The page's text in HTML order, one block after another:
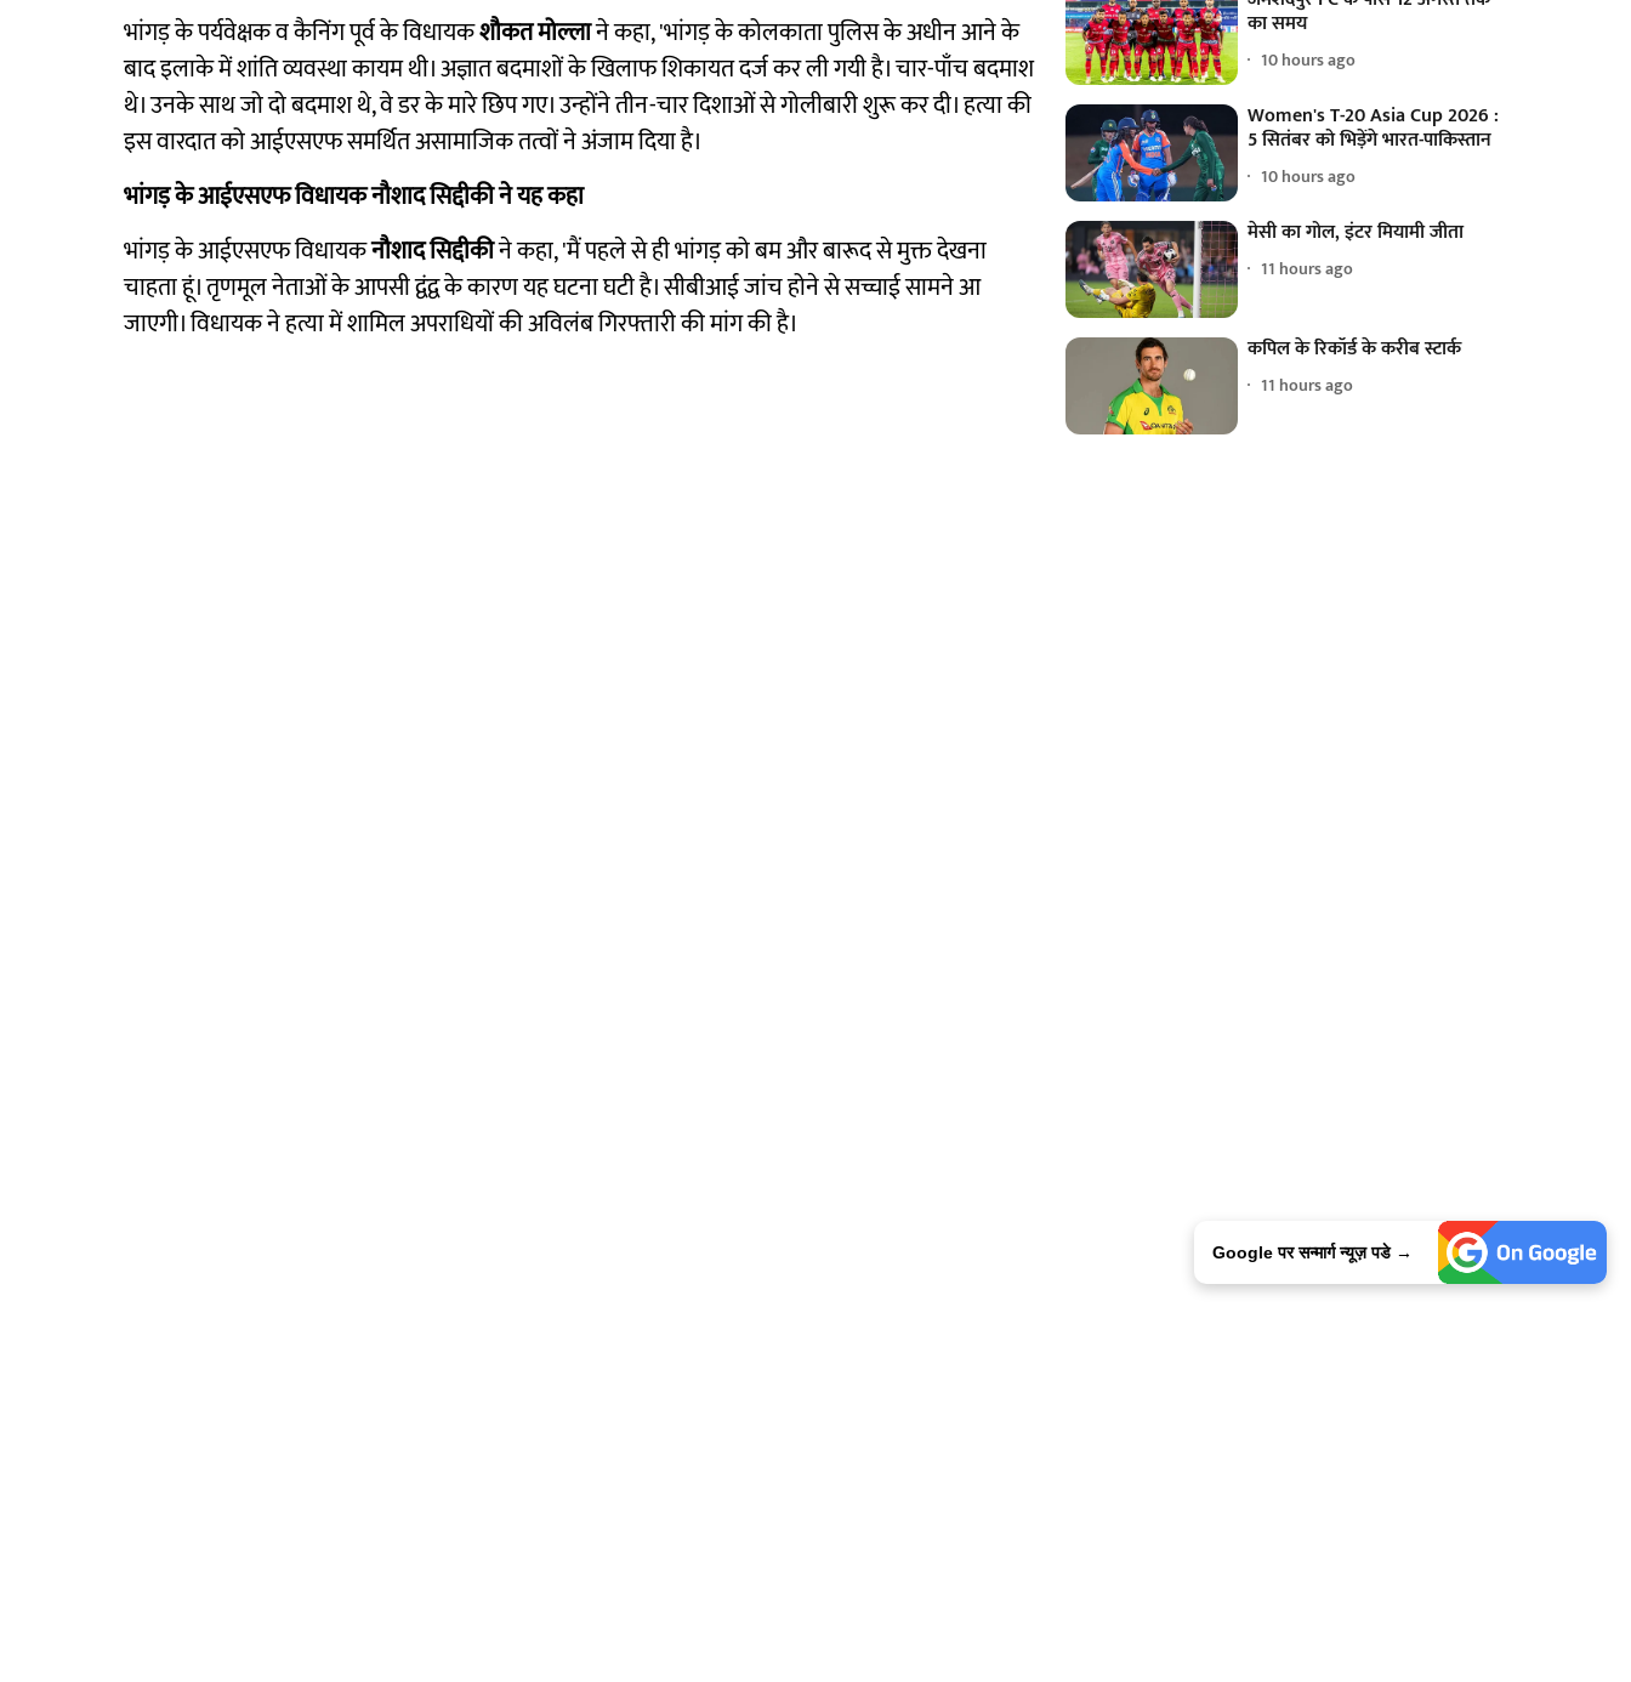
भांगड़ के पर्यवेक्षक व कैनिंग पूर्व के विधायकशौकत मोल्लाने कहा, 'भांगड़ के कोलकाता पुलिस के अधीन आने के
बाद इलाके में शांति व्यवस्था कायम थी। अज्ञात बदमाशों के खिलाफ शिकायत दर्ज कर ली गयी है। चार-पाँच बदमाश
थे। उनके साथ जो दो बदमाश थे, वे डर के मारे छिप गए। उन्होंने तीन-चार दिशाओं से गोलीबारी शुरू कर दी। हत्या की
इस वारदात को आईएसएफ समर्थित असामाजिक तत्वों ने अंजाम दिया है।
भांगड़ के आईएसएफ विधायक नौशाद सिद्दीकी ने यह कहा
भांगड़ के आईएसएफ विधायकनौशाद सिद्दीकीने कहा, 'मैं पहले से ही भांगड़ को बम और बारूद से मुक्त देखना
चाहता हूं। तृणमूल नेताओं के आपसी द्वंद्व के कारण यह घटना घटी है। सीबीआई जांच होने से सच्चाई सामने आ
जाएगी। विधायक ने हत्या में शामिल अपराधियों की अविलंब गिरफ्तारी की मांग की है।
का समय
10 hours ago
Women's T-20 Asia Cup 2026 :
5 सितंबर को भिड़ेंगे भारत-पाकिस्तान
10 hours ago
मेसी का गोल, इंटर मियामी जीता
11 hours ago
कपिल के रिकॉर्ड के करीब स्टार्क
11 hours ago
Google पर सन्मार्ग न्यूज़ पडे →